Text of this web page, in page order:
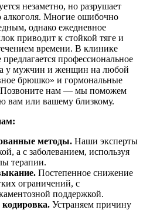
незаметно, но разрушает
алкоголя. Многие ошибочно
однако ежедневное
приводит к стойкой тяге и
времени. В клинике
профессиональное
у мужчин и женщин на любой
брюшко» и гормональные
Позвоните нам — мы поможем
вам или вашему близкому.
методы. Наши эксперты
а с заболеванием, используя
терапии.
Постепенное снижение
ограничений, с
поддержкой.
кодировка. Устраняем причину